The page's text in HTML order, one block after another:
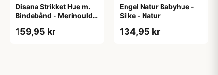
Disana Strikket Hue m.
Bindebånd - Merinould -
159,95 kr
Engel Natur Babyhue -
Silke - Natur
134,95 kr